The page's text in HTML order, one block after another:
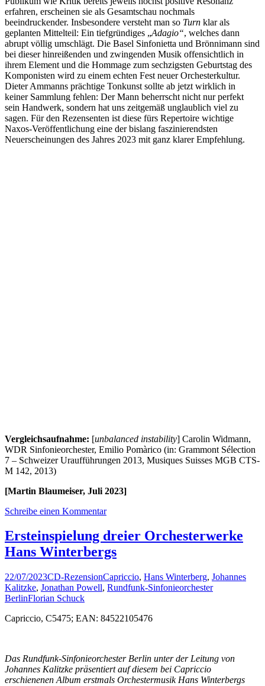
erfahren, erscheinen sie als Gesamtschau nochmals
beeindruckender. Insbesondere versteht man so Turn klar als
geplanten Mittelteil: Ein tiefgründiges „Adagio“, welches dann
abrupt völlig umschlägt. Die Basel Sinfonietta und Brönnimann sind
bei dieser hinreißenden und zwingenden Musik offensichtlich in
ihrem Element und die Hommage zum sechzigsten Geburtstag des
Komponisten wird zu einem echten Fest neuer Orchesterkultur.
Dieter Ammanns prächtige Tonkunst sollte ab jetzt wirklich in
keiner Sammlung fehlen: Der Mann beherrscht nicht nur perfekt
sein Handwerk, sondern hat uns zeitgemäß unglaublich viel zu
sagen. Für den Rezensenten ist diese fürs Repertoire wichtige
Naxos-Veröffentlichung eine der bislang faszinierendsten
Neuerscheinungen des Jahres 2023 mit ganz klarer Empfehlung.
Vergleichsaufnahme: [unbalanced instability] Carolin Widmann,
WDR Sinfonieorchester, Emilio Pomàrico (in: Grammont Sélection
7 – Schweizer Uraufführungen 2013, Musiques Suisses MGB CTS-
M 142, 2013)
[Martin Blaumeiser, Juli 2023]
Schreibe einen Kommentar
Ersteinspielung dreier Orchesterwerke
Hans Winterbergs
22/07/2023CD-RezensionCapriccio, Hans Winterberg, Johannes
Kalitzke, Jonathan Powell, Rundfunk-Sinfonieorchester
BerlinFlorian Schuck
Capriccio, C5475; EAN: 84522105476
Das Rundfunk-Sinfonieorchester Berlin unter der Leitung von
Johannes Kalitzke präsentiert auf diesem bei Capriccio
erschienenen Album erstmals Orchestermusik Hans Winterbergs